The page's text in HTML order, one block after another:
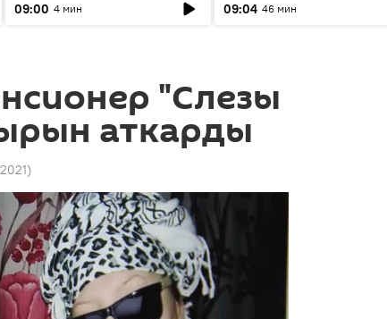
09:00 4 мин
09:04 46 мин
"Слезы
аткарды
)